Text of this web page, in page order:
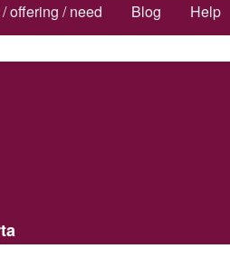
offering / need Blog Help